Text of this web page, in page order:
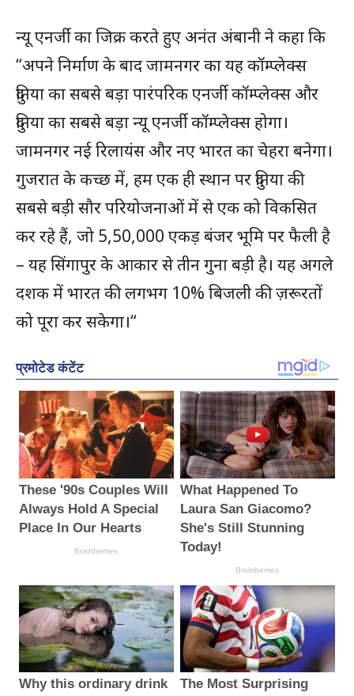
न्यू एनर्जी का जिक्र करते हुए अनंत अंबानी ने कहा कि
“अपने निर्माण के बाद जामनगर का यह कॉम्प्लेक्स
दुनिया का सबसे बड़ा पारंपरिक एनर्जी कॉम्प्लेक्स और
दुनिया का सबसे बड़ा न्यू एनर्जी कॉम्प्लेक्स होगा।
जामनगर नई रिलायंस और नए भारत का चेहरा बनेगा।
गुजरात के कच्छ में, हम एक ही स्थान पर दुनिया की
सबसे बड़ी सौर परियोजनाओं में से एक को विकसित
कर रहे हैं, जो 5,50,000 एकड़ बंजर भूमि पर फैली है
– यह सिंगापुर के आकार से तीन गुना बड़ी है। यह अगले
दशक में भारत की लगभग 10% बिजली की ज़रूरतों
को पूरा कर सकेगा।“